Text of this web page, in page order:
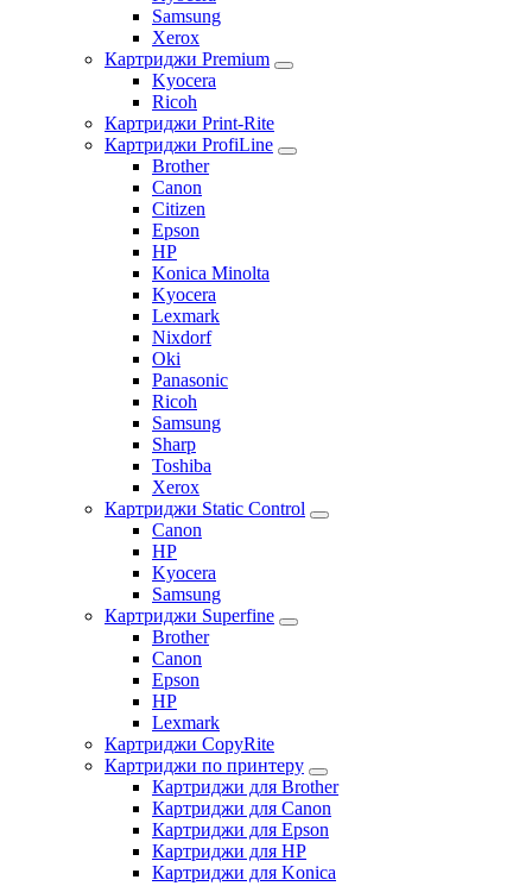
Samsung
Xerox
Картриджи Premium
Kyocera
Ricoh
Картриджи Print-Rite
Картриджи ProfiLine
Brother
Canon
Citizen
Epson
HP
Konica Minolta
Kyocera
Lexmark
Nixdorf
Oki
Panasonic
Ricoh
Samsung
Sharp
Toshiba
Xerox
Картриджи Static Control
Canon
HP
Kyocera
Samsung
Картриджи Superfine
Brother
Canon
Epson
HP
Lexmark
Картриджи CopyRite
Картриджи по принтеру
Картриджи для Brother
Картриджи для Canon
Картриджи для Epson
Картриджи для HP
Картриджи для Konica